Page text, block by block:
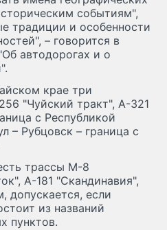
событиям",
традиции и особенности
– говорится в
автодорогах и о
крае три
"Чуйский тракт", А-321
с Республикой
– Рубцовск – граница с
трассы М-8
А-181 "Скандинавия",
допускается, если
из названий
пунктов.